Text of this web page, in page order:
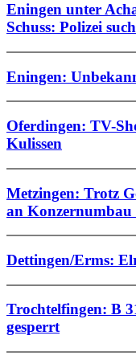
Eningen unter
Schuss: Polizei
Eningen:
Oferdingen: TV-
Kulissen
Metzingen: Trotz
an Konzernumbau
Dettingen/Erms:
Trochtelfingen: B
gesperrt